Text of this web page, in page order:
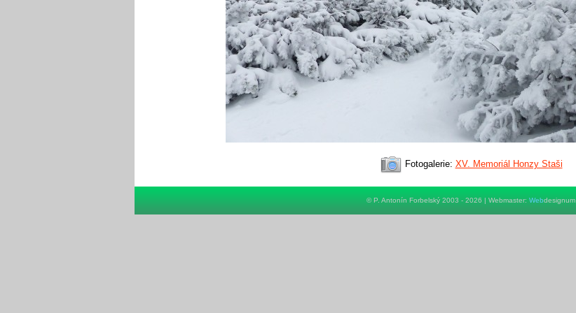
Fotogalerie: XV. Memoriál Honzy Staši
© P. Antonín Forbelský 2003 - 2026 | Webmaster: Webdesignum